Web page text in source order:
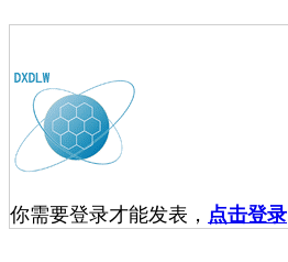
你需要登录才能发表， 点击登录